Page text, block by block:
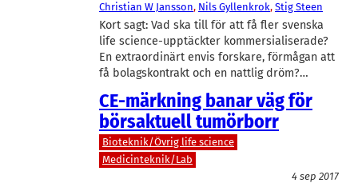
Christian W Jansson, Nils Gyllenkrok, Stig Steen
Kort sagt: Vad ska till för att få fler svenska
life science-upptäckter kommersialiserade?
En extraordinärt envis forskare, förmågan att
få bolagskontrakt och en nattlig dröm?…
CE-märkning banar väg för
börsaktuell tumörborr
Bioteknik/Övrig life science
Medicinteknik/Lab
4 sep 2017